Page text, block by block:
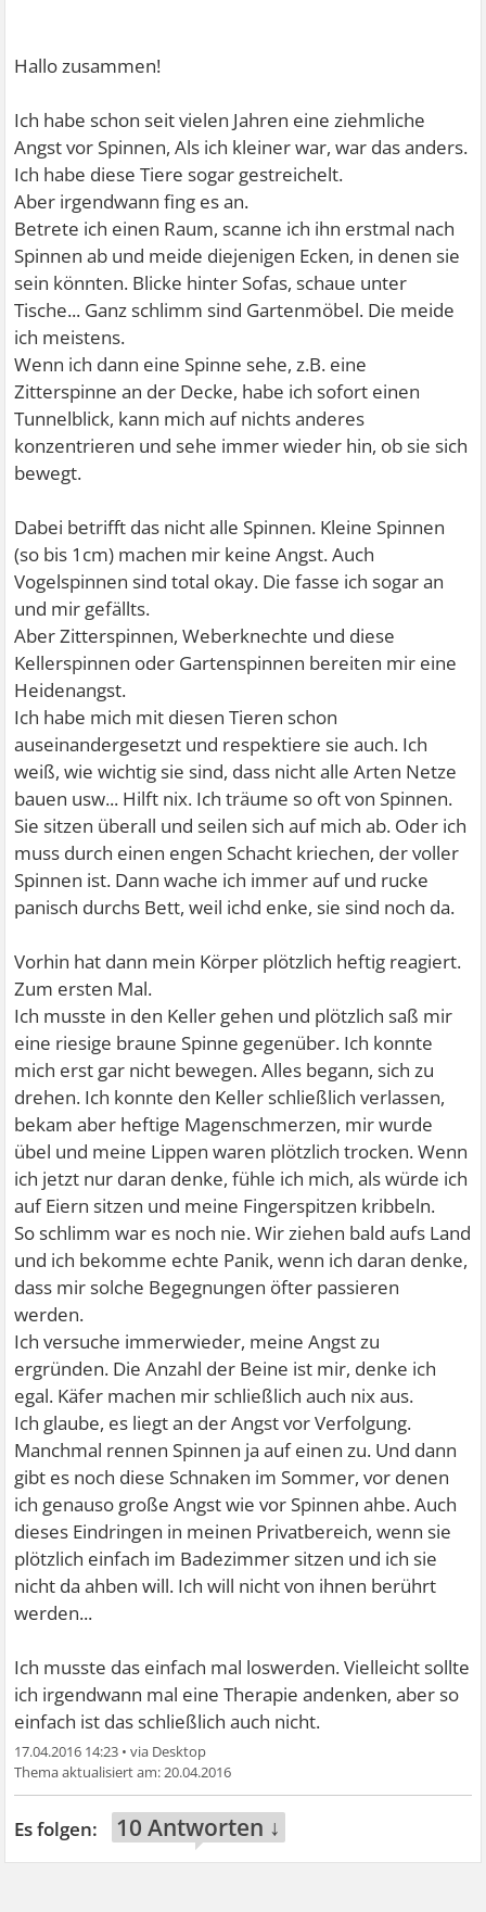
Hallo zusammen!
Ich habe schon seit vielen Jahren eine ziehmliche
Angst vor Spinnen, Als ich kleiner war, war das anders.
Ich habe diese Tiere sogar gestreichelt.
Aber irgendwann fing es an.
Betrete ich einen Raum, scanne ich ihn erstmal nach
Spinnen ab und meide diejenigen Ecken, in denen sie
sein könnten. Blicke hinter Sofas, schaue unter
Tische... Ganz schlimm sind Gartenmöbel. Die meide
ich meistens.
Wenn ich dann eine Spinne sehe, z.B. eine
Zitterspinne an der Decke, habe ich sofort einen
Tunnelblick, kann mich auf nichts anderes
konzentrieren und sehe immer wieder hin, ob sie sich
bewegt.
Dabei betrifft das nicht alle Spinnen. Kleine Spinnen
(so bis 1cm) machen mir keine Angst. Auch
Vogelspinnen sind total okay. Die fasse ich sogar an
und mir gefällts.
Aber Zitterspinnen, Weberknechte und diese
Kellerspinnen oder Gartenspinnen bereiten mir eine
Heidenangst.
Ich habe mich mit diesen Tieren schon
auseinandergesetzt und respektiere sie auch. Ich
weiß, wie wichtig sie sind, dass nicht alle Arten Netze
bauen usw... Hilft nix. Ich träume so oft von Spinnen.
Sie sitzen überall und seilen sich auf mich ab. Oder ich
muss durch einen engen Schacht kriechen, der voller
Spinnen ist. Dann wache ich immer auf und rucke
panisch durchs Bett, weil ichd enke, sie sind noch da.
Vorhin hat dann mein Körper plötzlich heftig reagiert.
Zum ersten Mal.
Ich musste in den Keller gehen und plötzlich saß mir
eine riesige braune Spinne gegenüber. Ich konnte
mich erst gar nicht bewegen. Alles begann, sich zu
drehen. Ich konnte den Keller schließlich verlassen,
bekam aber heftige Magenschmerzen, mir wurde
übel und meine Lippen waren plötzlich trocken. Wenn
ich jetzt nur daran denke, fühle ich mich, als würde ich
auf Eiern sitzen und meine Fingerspitzen kribbeln.
So schlimm war es noch nie. Wir ziehen bald aufs Land
und ich bekomme echte Panik, wenn ich daran denke,
dass mir solche Begegnungen öfter passieren
werden.
Ich versuche immerwieder, meine Angst zu
ergründen. Die Anzahl der Beine ist mir, denke ich
egal. Käfer machen mir schließlich auch nix aus.
Ich glaube, es liegt an der Angst vor Verfolgung.
Manchmal rennen Spinnen ja auf einen zu. Und dann
gibt es noch diese Schnaken im Sommer, vor denen
ich genauso große Angst wie vor Spinnen ahbe. Auch
dieses Eindringen in meinen Privatbereich, wenn sie
plötzlich einfach im Badezimmer sitzen und ich sie
nicht da ahben will. Ich will nicht von ihnen berührt
werden...
Ich musste das einfach mal loswerden. Vielleicht sollte
ich irgendwann mal eine Therapie andenken, aber so
einfach ist das schließlich auch nicht.
17.04.2016 14:23 •
20.04.2016
10 Antworten ↓